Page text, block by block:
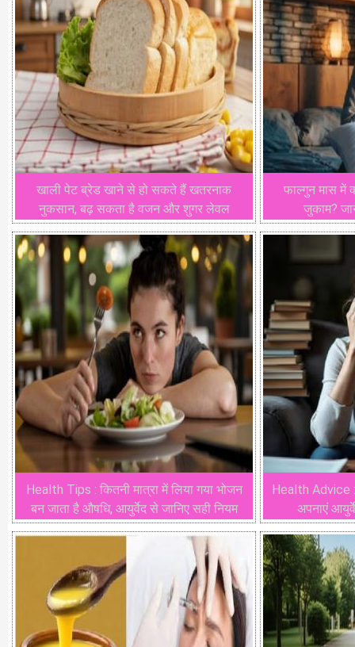
खाली पेट ब्रेड खाने से हो सकते हैं खतरनाक
नुकसान, बढ़ सकता है वजन और शुगर लेवल
फाल्गुन मास में
जुकाम?
Health Tips : कितनी मात्रा में लिया गया भोजन
बन जाता है औषधि, आयुर्वेद से जानिए सही नियम
Health Advice
अपनाएं